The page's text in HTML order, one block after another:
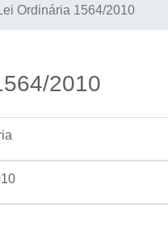
Ordinária 1564/2010
2010